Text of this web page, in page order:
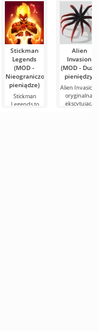
Stickman
Legends
(MOD -
Nieograniczone
pieniądze)
Stickman
Legends to
Alien
Invasion
(MOD - Dużo
pieniędzy)
Alien Invasion
oryginalna i
ekscytująca